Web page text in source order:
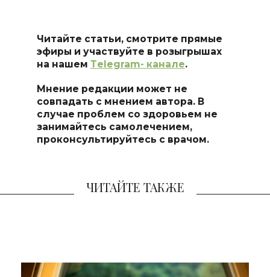
Читайте статьи, смотрите прямые
эфиры и участвуйте в розыгрышах
на нашем Тelegram- канале.
Мнение редакции может не
совпадать с мнением автора. В
случае проблем со здоровьем не
занимайтесь самолечением,
проконсультируйтесь с врачом.
ЧИТАЙТЕ ТАКЖЕ